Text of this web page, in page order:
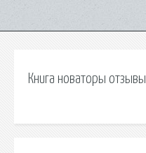
Книга новаторы отзывы